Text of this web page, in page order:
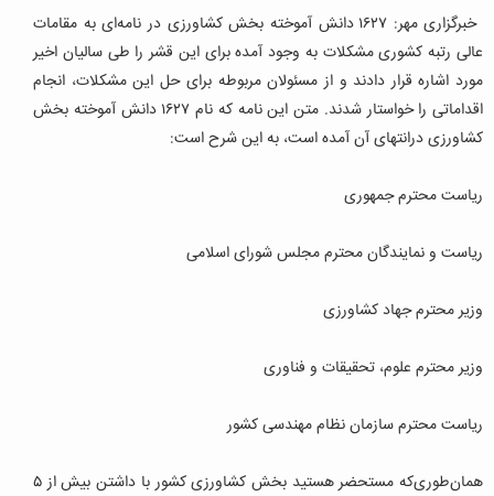
خبرگزاری مهر: ۱۶۲۷
دانش آموخته بخش کشاورزی در نامه‌ای به مقامات
عالی رتبه کشوری مشکلات به وجود آمده برای این قشر را طی سالیان اخیر
مورد اشاره قرار دادند و از مسئولان مربوطه برای حل این مشکلات، انجام
اقداماتی را خواستار شدند.
متن این نامه که نام ۱۶۲۷ دانش آموخته بخش
کشاورزی درانتهای آن آمده است، به این شرح است:
ریاست محترم جمهوری
ریاست و نمایندگان محترم مجلس شورای اسلامی
وزیر محترم جهاد کشاورزی
وزیر محترم علوم، تحقیقات و فناوری
ریاست محترم سازمان نظام مهندسی کشور
همان‌طوری‌که مستحضر هستید بخش کشاورزی کشور با داشتن بیش از ۵